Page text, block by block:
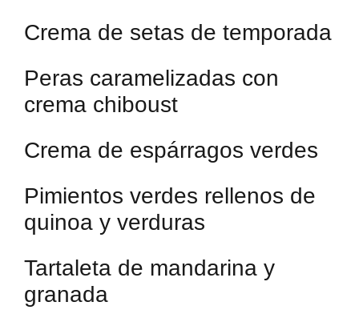
Crema de setas de temporada
Peras caramelizadas con
crema chiboust
Crema de espárragos verdes
Pimientos verdes rellenos de
quinoa y verduras
Tartaleta de mandarina y
granada